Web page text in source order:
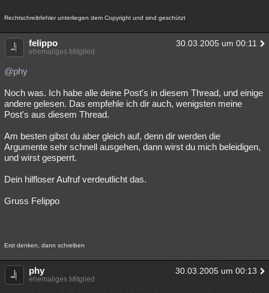
Rechtschreibfehler unterliegen dem Copyright und sind geschützt
felippo 30.03.2005 um 00:11
ehemaliges Mitglied
@phy
Noch was. Ich habe alle deine Post's in diesem Thread, und einige
andere gelesen. Das empfehle ich dir auch, wenigsten meine
Post's aus diesem Thread.
Am besten gibst du aber gleich auf, denn dir werden die
Argumente sehr schnell ausgehen, dann wirst du mich beleidigen,
und wirst gesperrt.
Dein hilfloser Aufruf verdeutlicht das.
Gruss Felippo
Erst denken, dann schreiben
phy 30.03.2005 um 00:13
ehemaliges Mitglied